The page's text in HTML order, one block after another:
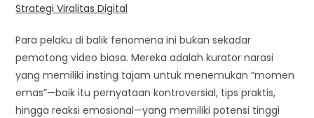
Strategi Viralitas Digital
Para pelaku di balik fenomena ini bukan sekadar
pemotong video biasa. Mereka adalah kurator narasi
yang memiliki insting tajam untuk menemukan “momen
emas”—baik itu pernyataan kontroversial, tips praktis,
hingga reaksi emosional—yang memiliki potensi tinggi